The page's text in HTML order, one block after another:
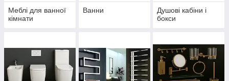
Меблі для ванної
кімнати
Ванни
Душові кабіни і
бокси